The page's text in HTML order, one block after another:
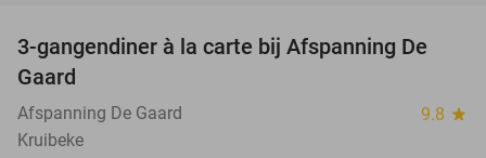
34%
3-gangendiner à la carte bij Afspanning De
Gaard
Afspanning De Gaard 9.8 star
Kruibeke